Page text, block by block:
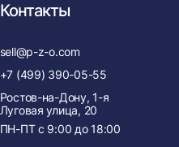
Контакты
sell@p-z-o.com
+7 (499) 390-05-55
Ростов-на-Дону, 1-я
Луговая улица, 20
ПН-ПТ с 9:00 до 18:00